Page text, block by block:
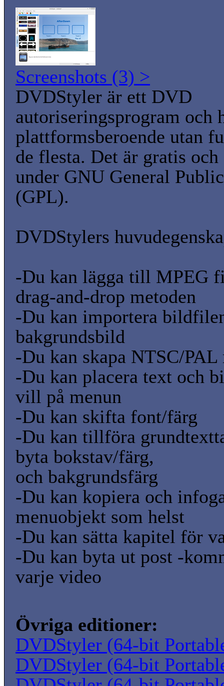
Screenshots (3) >
DVDStyler är ett DVD
autoriseringsprogram och
plattformsberoende utan
de flesta. Det är gratis
under GNU General
(GPL).
DVDStylers
-Du kan lägga till MPEG
drag-and-drop metoden
-Du kan importera
bakgrundsbild
-Du kan skapa NTSC/PAL
-Du kan placera text och
vill på menun
-Du kan skifta font/färg
-Du kan tillföra
byta bokstav/färg,
och bakgrundsfärg
-Du kan kopiera och
menuobjekt som helst
-Du kan sätta kapitel för
-Du kan byta ut post -
varje video
Övriga editioner:
DVDStyler (64-bit
DVDStyler (64-bit